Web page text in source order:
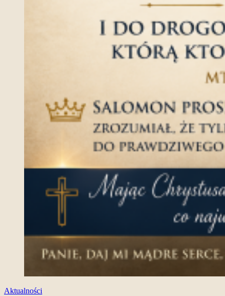
Aktualności